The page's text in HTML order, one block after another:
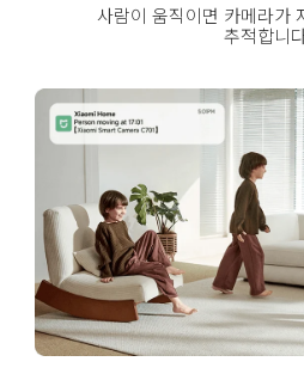
사람이 움직이면 카메라가
추적합니